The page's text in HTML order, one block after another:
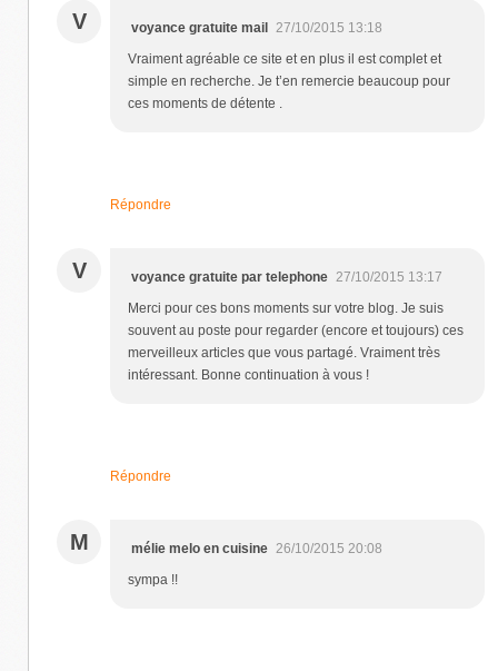
V voyance gratuite mail 27/10/2015 13:18
Vraiment agréable ce site et en plus il est complet et
simple en recherche. Je t’en remercie beaucoup pour
ces moments de détente .
Répondre
V voyance gratuite par telephone 27/10/2015 13:17
Merci pour ces bons moments sur votre blog. Je suis
souvent au poste pour regarder (encore et toujours) ces
merveilleux articles que vous partagé. Vraiment très
intéressant. Bonne continuation à vous !
Répondre
M mélie melo en cuisine 26/10/2015 20:08
sympa !!